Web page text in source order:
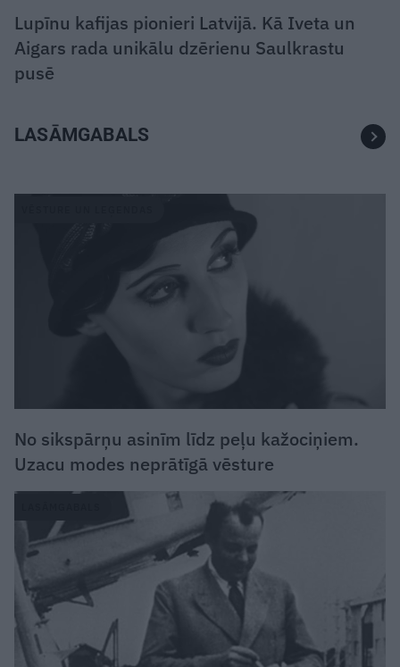
Lupīnu kafijas pionieri Latvijā. Kā Iveta un
Aigars rada unikālu dzērienu Saulkrastu
pusē
LASĀMGABALS
No sikspārņu asinīm līdz peļu kažociņiem.
Uzacu modes neprātīgā vēsture